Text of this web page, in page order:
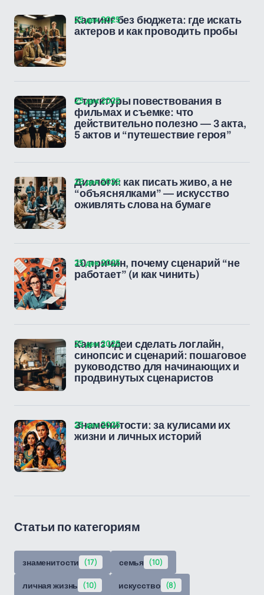
Кастинг без бюджета: где искать
актеров и как проводить пробы
25 дек 2025
Структуры повествования в
фильмах и съемке: что
действительно полезно — 3 акта,
5 актов и “путешествие героя”
25 дек 2025
Диалоги: как писать живо, а не
“объяснялками” — искусство
оживлять слова на бумаге
25 дек 2025
10 причин, почему сценарий “не
работает” (и как чинить)
25 дек 2025
Как из идеи сделать логлайн,
синопсис и сценарий: пошаговое
руководство для начинающих и
продвинутых сценаристов
25 дек 2025
Знаменитости: за кулисами их
жизни и личных историй
25 дек 2025
Статьи по категориям
знаменитости (17) семья (10)
личная жизнь (10) искусство (8)